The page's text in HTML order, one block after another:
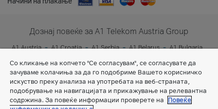
Дознај повеќе за A1 Telekom Austria Group
A1 Austria A1 Croatia A1 Serbia A1 Belarus
A1 Bulgaria
Со кликање на копчето "Се согласувам", се согласувате да
зачуваме колачиња за да го подобриме Вашето корисничко
искуство преку анализа на употребата на веб-страната,
подобрување на навигацијата и прикажување на релевантна
содржина. За повеќе информации проверете на
Повеќе